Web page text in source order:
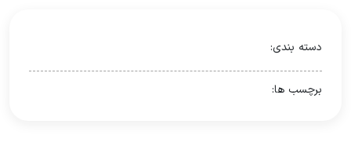
دسته بندی:
برچسب ها: